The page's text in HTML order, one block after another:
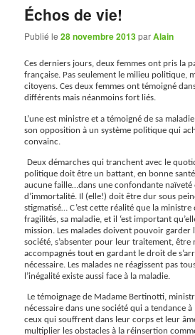
Échos de vie!
Publié le28 novembre 2013parAlain
Ces derniers jours, deux femmes ont pris la
française. Pas seulement le milieu politique,
citoyens. Ces deux femmes ont témoigné
différents mais néanmoins fort liés.
L’une est ministre et a témoigné de sa
son opposition à un système politique qui
convainc.
Deux démarches qui tranchent avec le
politique doit être un battant, en bonne
aucune faille…dans une confondante naïveté
d’immortalité. Il (elle!) doit être dur sous
stigmatisé… C’est cette réalité que la ministre
fragilités, sa maladie, et il ‘est important
mission. Les malades doivent pouvoir garder
société, s’absenter pour leur traitement, être
accompagnés tout en gardant le droit de
nécessaire. Les malades ne réagissent pas
l’inégalité existe aussi face à la maladie.
Le témoignage de Madame Bertinotti,
nécessaire dans une société qui a tendance
ceux qui souffrent dans leur corps et leur
multiplier les obstacles à la réinsertion